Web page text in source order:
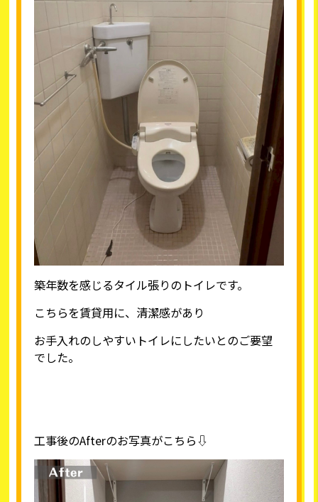
築年数を感じるタイル張りのトイレです。
こちらを賃貸用に、清潔感があり
お手入れのしやすいトイレにしたいとのご要望
でした。
工事後のAfterのお写真がこちら⇩